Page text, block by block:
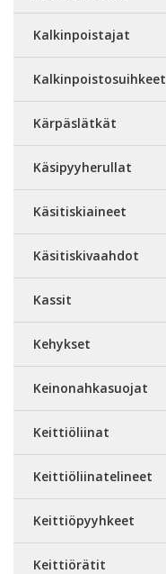
Kalkinpoistajat
Kalkinpoistosuihkeet
Kärpäslätkät
Käsipyyherullat
Käsitiskiaineet
Käsitiskivaahdot
Kassit
Kehykset
Keinonahkasuojat
Keittiöliinat
Keittiöliinatelineet
Keittiöpyyhkeet
Keittiörätit